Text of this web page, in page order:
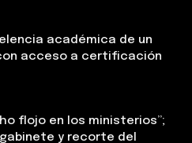
académica de un
acceso a certificación
flojo en los ministerios”;
y recorte del